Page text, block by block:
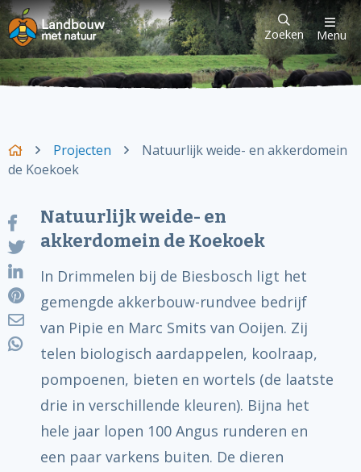
Zoeken Menu
Projecten
Natuurlijk weide- en akkerdomein
de Koekoek
Natuurlijk weide- en
akkerdomein de Koekoek
In Drimmelen bij de Biesbosch ligt het
gemengde akkerbouw-rundvee bedrijf
van Pipie en Marc Smits van Ooijen. Zij
telen biologisch aardappelen, koolraap,
pompoenen, bieten en wortels (de laatste
drie in verschillende kleuren). Bijna het
hele jaar lopen 100 Angus runderen en
een paar varkens buiten. De dieren